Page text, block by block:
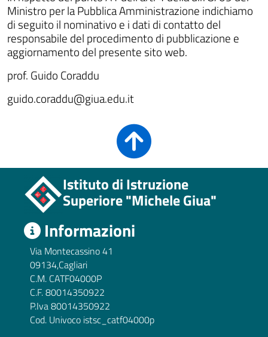
Ministro per la Pubblica Amministrazione indichiamo
di seguito il nominativo e i dati di contatto del
responsabile del procedimento di pubblicazione e
aggiornamento del presente sito web.
prof. Guido Coraddu
guido.coraddu@giua.edu.it
Istituto di Istruzione
Superiore "Michele Giua"
Informazioni
Via Montecassino 41
09134,Cagliari
C.M. CATF04000P
C.F. 80014350922
P.Iva 80014350922
Cod. Univoco istsc_catf04000p